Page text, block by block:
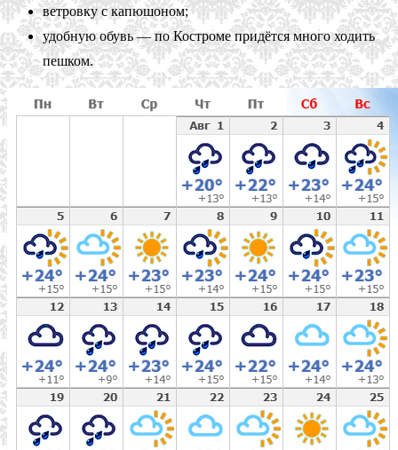
ветровку с капюшоном;
удобную обувь — по Костроме придётся много ходить
пешком.